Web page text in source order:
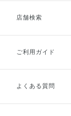
店舗検索
ご利用ガイド
ご利用ガイドトップ
よくある質問